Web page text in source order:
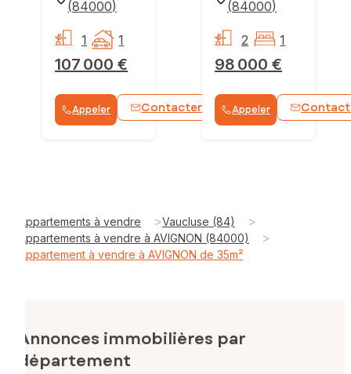
(84000)
107 000 €
1 1
Appeler Contacter WhatsApp
(84000)
98 000 €
2 1
Appeler
Appartements à vendre >Vaucluse (84) >
Appartements à vendre à AVIGNON (84000) >
Appartement à vendre à AVIGNON de 35m²
Annonces immobilières par
département